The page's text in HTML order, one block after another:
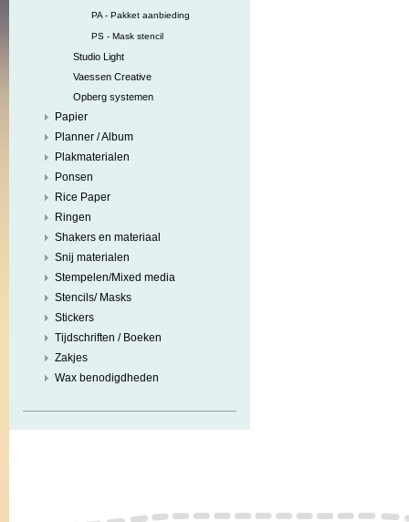
PA - Pakket aanbieding
PS - Mask stencil
Studio Light
Vaessen Creative
Opberg systemen
Papier
Planner / Album
Plakmaterialen
Ponsen
Rice Paper
Ringen
Shakers en materiaal
Snij materialen
Stempelen/Mixed media
Stencils/ Masks
Stickers
Tijdschriften / Boeken
Zakjes
Wax benodigdheden